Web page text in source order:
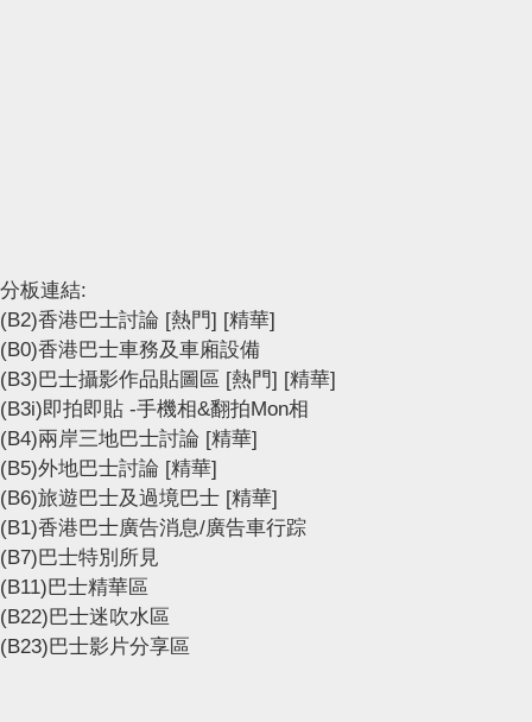
分板連結:
(B2)香港巴士討論 [熱門] [精華]
(B0)香港巴士車務及車廂設備
(B3)巴士攝影作品貼圖區 [熱門] [精華]
(B3i)即拍即貼 -手機相&翻拍Mon相
(B4)兩岸三地巴士討論 [精華]
(B5)外地巴士討論 [精華]
(B6)旅遊巴士及過境巴士 [精華]
(B1)香港巴士廣告消息/廣告車行踪
(B7)巴士特別所見
(B11)巴士精華區
(B22)巴士迷吹水區
(B23)巴士影片分享區